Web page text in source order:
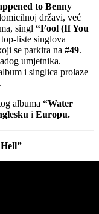
to Benny
državi, već
singl “Fool (If You
liste singlova
se parkira na #49.
umjetnika.
i singlica prolaze
albuma “Water
i Europu.